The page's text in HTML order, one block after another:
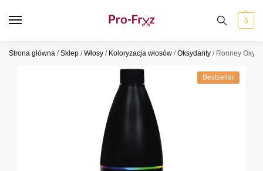
0
Strona główna /Sklep /Włosy / Koloryzacja włosów /Oksydanty / Ronney
Bestseller